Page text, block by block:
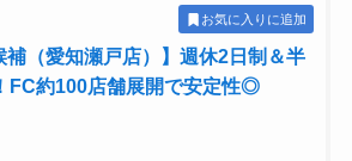
お気に入りに追加
補（愛知瀬戸店）】週休2日制＆半
FC約100店舗展開で安定性◎